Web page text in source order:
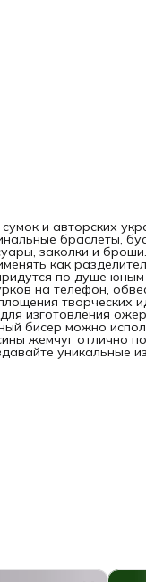
и авторских
браслеты,
заколки и
как
по душе
на телефон,
творческих
изготовления
бисер можно
жемчуг отлично
уникальные